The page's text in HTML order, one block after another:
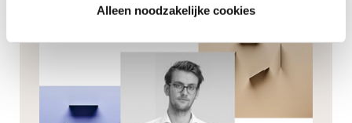
Alleen noodzakelijke cookies